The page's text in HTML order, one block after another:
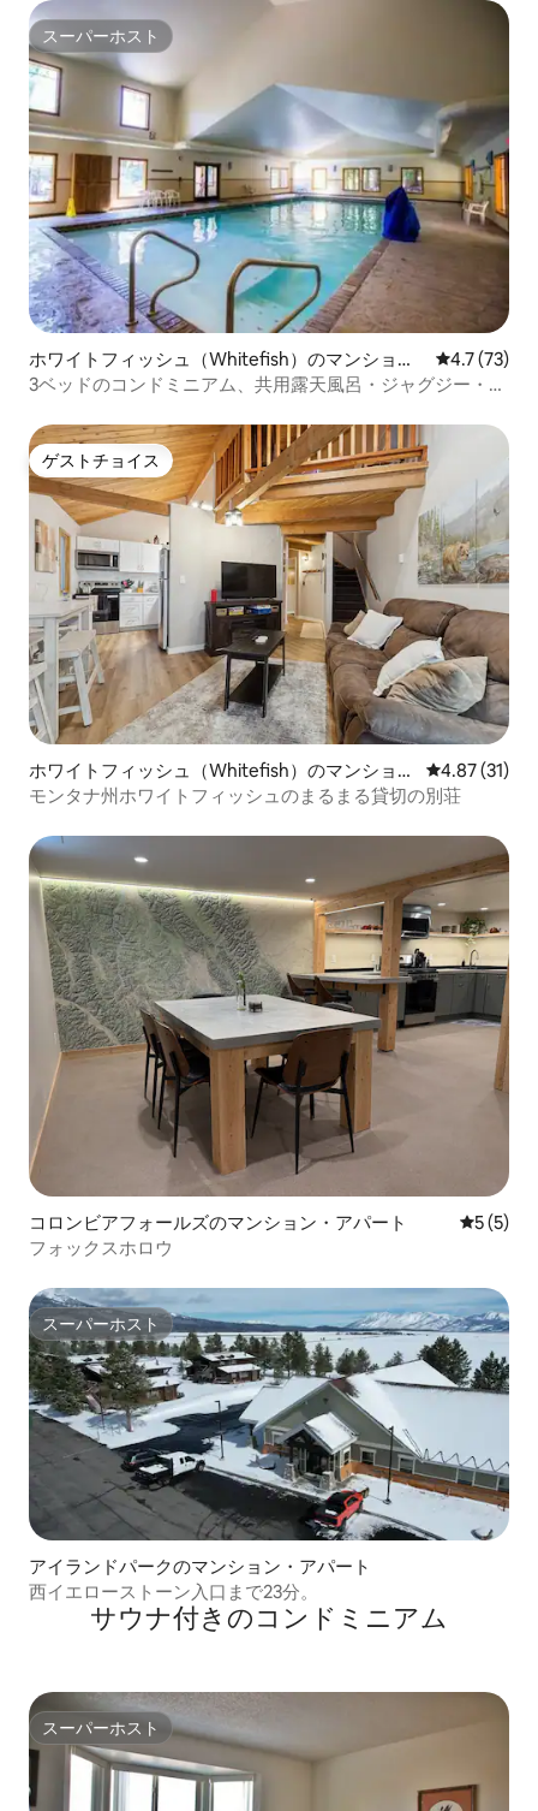
スーパーホスト
スーパーホスト
ホワイトフィッシュ（Whitefish）のマンショ
ン・アパート
レビュー73
4.7 (73)
3ベッドのコンドミニアム、共用露天風呂・ジャグジー・プ
ゲストチョイス
ゲストチョイス
ホワイトフィッシュ（Whitefish）のマンショ
ン・アパート
レビュー31
4.87 (31)
モンタナ州ホワイトフィッシュのまるまる貸切の別荘
コロンビアフォールズのマンション・アパート レビュー
5 (5)
フォックスホロウ
スーパーホスト
スーパーホスト
アイランドパークのマンション・アパート
西イエローストーン入口まで23分。
サウナ付きのコンドミニアム
スーパーホスト
スーパーホスト